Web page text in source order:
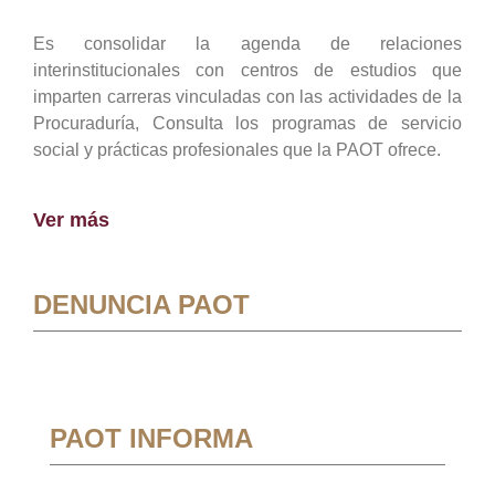
Es consolidar la agenda de relaciones
interinstitucionales con centros de estudios que
imparten carreras vinculadas con las actividades de la
Procuraduría, Consulta los programas de servicio
social y prácticas profesionales que la PAOT ofrece.
Ver más
DENUNCIA PAOT
PAOT INFORMA